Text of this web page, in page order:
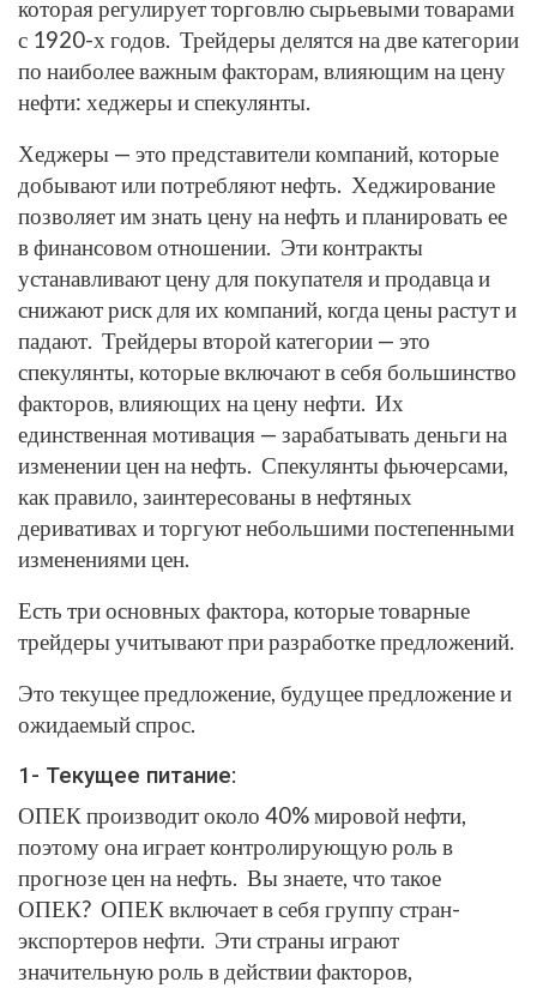
которая регулирует торговлю сырьевыми товарами
с 1920-х годов. Трейдеры делятся на две категории
по наиболее важным факторам, влияющим на цену
нефти: хеджеры и спекулянты.
Хеджеры — это представители компаний, которые
добывают или потребляют нефть. Хеджирование
позволяет им знать цену на нефть и планировать ее
в финансовом отношении. Эти контракты
устанавливают цену для покупателя и продавца и
снижают риск для их компаний, когда цены растут и
падают. Трейдеры второй категории — это
спекулянты, которые включают в себя большинство
факторов, влияющих на цену нефти. Их
единственная мотивация — зарабатывать деньги на
изменении цен на нефть. Спекулянты фьючерсами,
как правило, заинтересованы в нефтяных
деривативах и торгуют небольшими постепенными
изменениями цен.
Есть три основных фактора, которые товарные
трейдеры учитывают при разработке предложений.
Это текущее предложение, будущее предложение и
ожидаемый спрос.
1- Текущее питание:
ОПЕК производит около 40% мировой нефти,
поэтому она играет контролирующую роль в
прогнозе цен на нефть. Вы знаете, что такое
ОПЕК? ОПЕК включает в себя группу стран-
экспортеров нефти. Эти страны играют
значительную роль в действии факторов,